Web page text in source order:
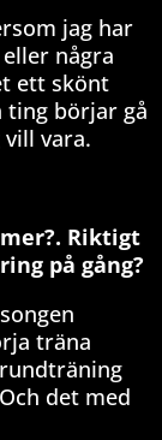
jag har
några
ett skönt
ting börjar gå
vara.
Riktigt
på gång?
träna
det med